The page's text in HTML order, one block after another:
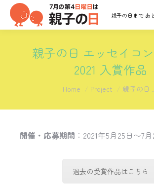
親子の日 エッセイコ
2021 入賞作品
You are here:
Home Project 親子の日
開催・応募期間 ：2021年5月25日〜7
過去の受賞作品はこちら